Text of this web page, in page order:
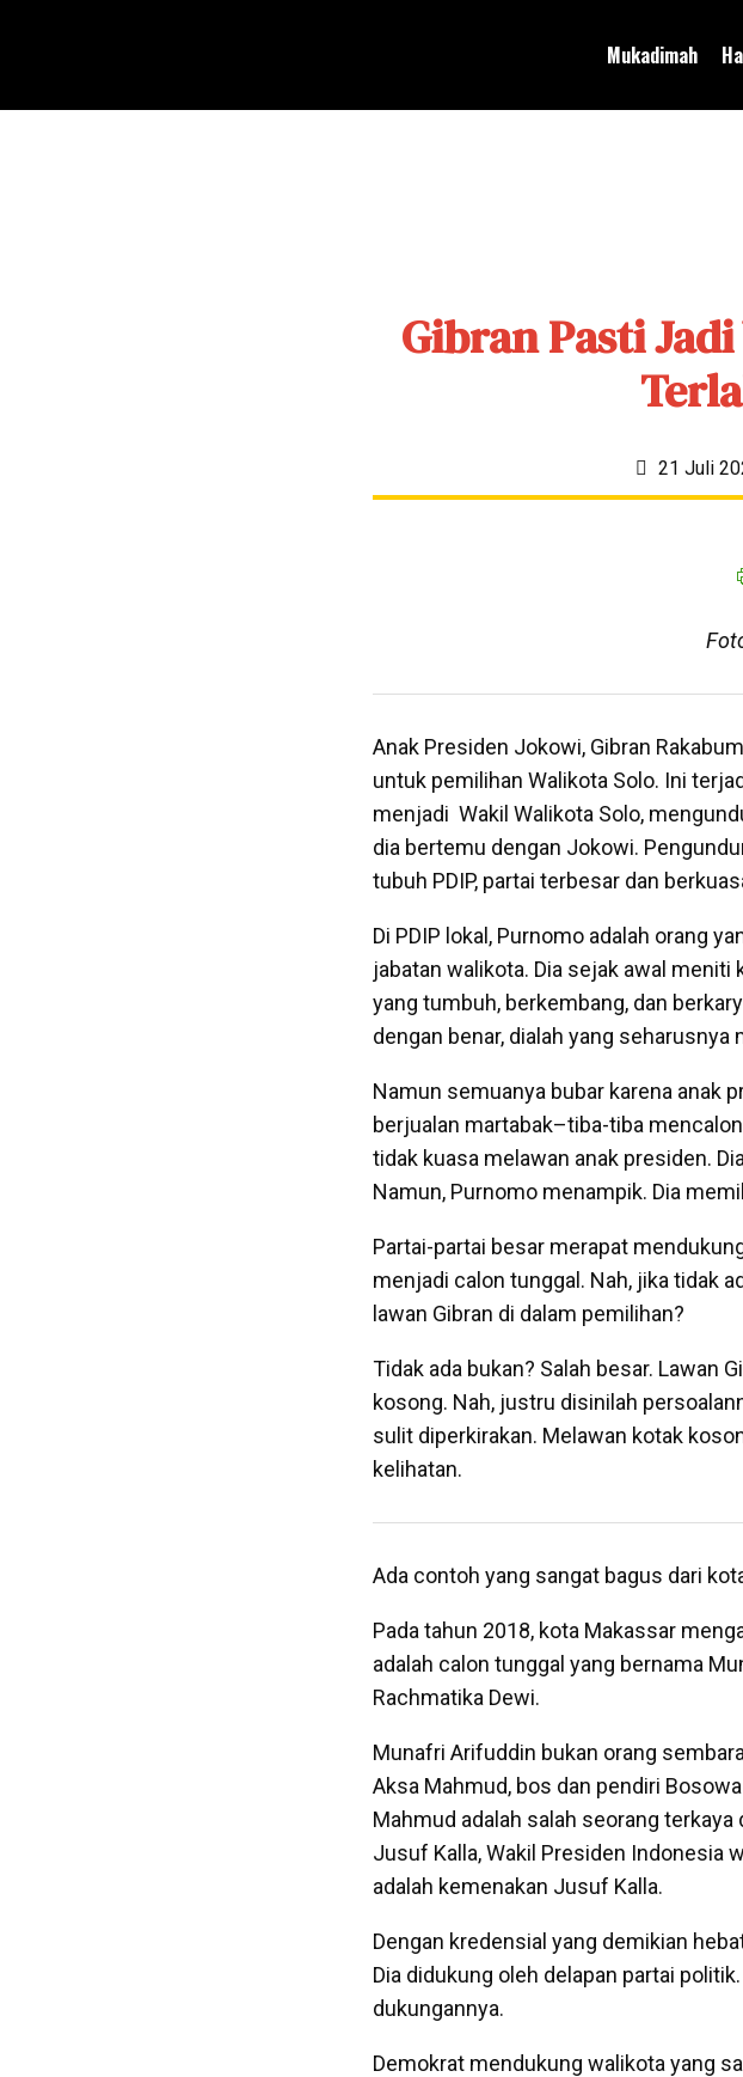
Mukadimah
Gibran Pasti
21 Juli
Anak Presiden Jokowi, Gibran
untuk pemilihan Walikota Solo. Ini
menjadi Wakil Walikota Solo,
dia bertemu dengan Jokowi.
tubuh PDIP, partai terbesar dan
Di PDIP lokal, Purnomo adalah orang
jabatan walikota. Dia sejak awal meniti
yang tumbuh, berkembang, dan
dengan benar, dialah yang seharusnya
Namun semuanya bubar karena anak
berjualan martabak–tiba-tiba
tidak kuasa melawan anak presiden.
Namun, Purnomo menampik. Dia
Partai-partai besar merapat
menjadi calon tunggal. Nah, jika tidak
lawan Gibran di dalam pemilihan?
Tidak ada bukan? Salah besar. Lawan
kosong. Nah, justru disinilah
sulit diperkirakan. Melawan kotak
kelihatan.
Ada contoh yang sangat bagus dari
Pada tahun 2018, kota Makassar
adalah calon tunggal yang bernama
Rachmatika Dewi.
Munafri Arifuddin bukan orang
Aksa Mahmud, bos dan pendiri
Mahmud adalah salah seorang terkaya
Jusuf Kalla, Wakil Presiden Indonesia
adalah kemenakan Jusuf Kalla.
Dengan kredensial yang demikian
Dia didukung oleh delapan partai
dukungannya.
Demokrat mendukung walikota yang